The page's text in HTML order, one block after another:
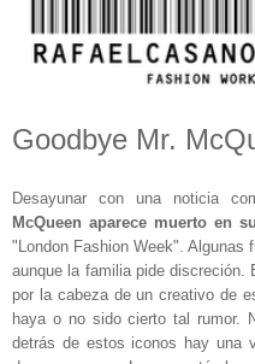
Goodbye Mr.
Desayunar con una noticia
McQueen aparece muerto en
"London Fashion Week". Algunas
aunque la familia pide
por la cabeza de un creativo de
haya o no sido cierto tal rumor.
detrás de estos iconos hay una